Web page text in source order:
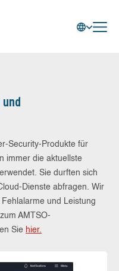
Security-Produkte für
immer die aktuellste
Sie durften sich
Dienste abfragen. Wir
und Leistung
AMTSO-
Sie hier.